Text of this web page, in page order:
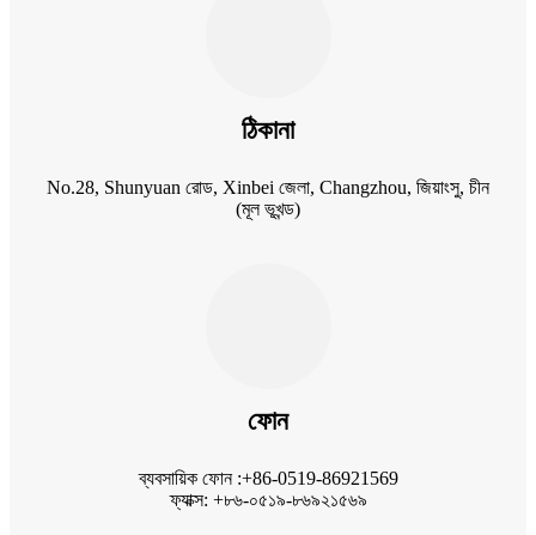
ঠিকানা
No.28, Shunyuan রোড, Xinbei জেলা, Changzhou, জিয়াংসু, চীন
(মূল ভূখন্ড)
ফোন
ব্যবসায়িক ফোন :+86-0519-86921569
ফ্যাক্স: +৮৬-০৫১৯-৮৬৯২১৫৬৯